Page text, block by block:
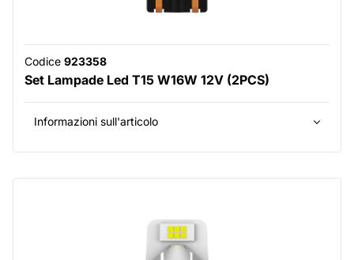
Codice 923358
Set Lampade Led T15 W16W 12V (2PCS)
Informazioni sull'articolo